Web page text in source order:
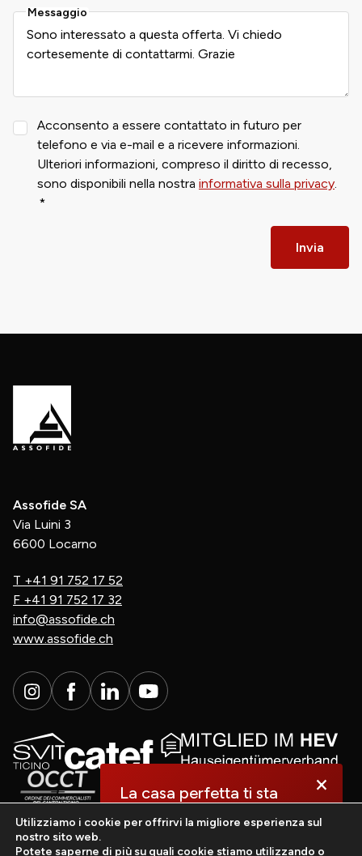
×
La casa perfetta ti sta
Messaggio
Acconsento a essere contattato in futuro per
telefono e via e-mail e a ricevere informazioni.
Ulteriori informazioni, compreso il diritto di recesso,
sono disponibili nella nostra informativa sulla privacy.
Invia
Assofide SA
Via Luini 3
6600 Locarno
T +41 91 752 17 52
F +41 91 752 17 32
info@assofide.ch
www.assofide.ch
Utilizziamo i cookie per offrirvi la migliore esperienza sul
nostro sito web.
Potete saperne di più su quali cookie stiamo utilizzando o